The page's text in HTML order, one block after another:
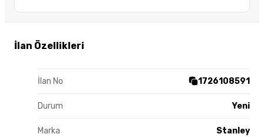
İlan Özellikleri
İlan No 1726108591
Durum Yeni
Marka Stanley